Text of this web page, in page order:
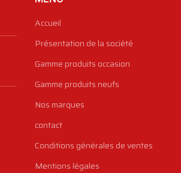
Accueil
Présentation de la société
Gamme produits occasion
Gamme produits neufs
Nos marques
contact
Conditions générales de ventes
Mentions légales